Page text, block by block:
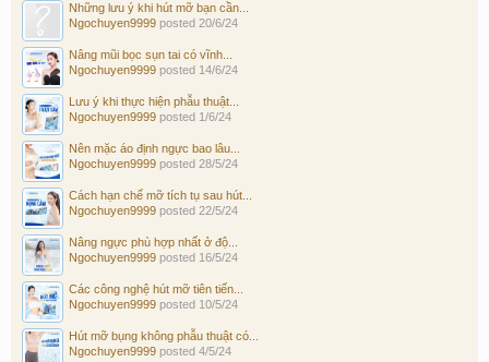
Những lưu ý khi hút mỡ bạn cần...
Ngochuyen9999 posted 20/6/24
Nâng mũi bọc sụn tai có vĩnh...
Ngochuyen9999 posted 14/6/24
Lưu ý khi thực hiện phẫu thuật...
Ngochuyen9999 posted 1/6/24
Nên mặc áo định ngực bao lâu...
Ngochuyen9999 posted 28/5/24
Cách hạn chế mỡ tích tụ sau hút...
Ngochuyen9999 posted 22/5/24
Nâng ngực phù hợp nhất ở độ...
Ngochuyen9999 posted 16/5/24
Các công nghệ hút mỡ tiên tiến...
Ngochuyen9999 posted 10/5/24
Hút mỡ bụng không phẫu thuật có...
Ngochuyen9999 posted 4/5/24